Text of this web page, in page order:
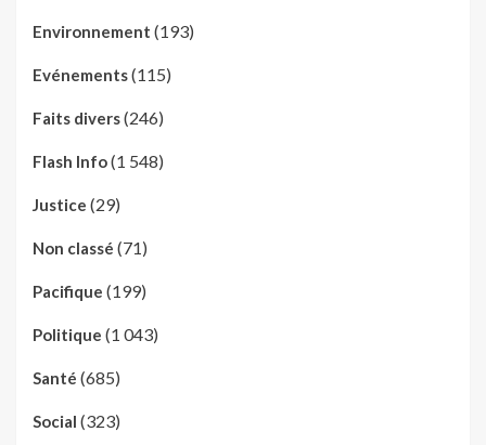
Environnement (193)
Evénements(115)
Faits divers(246)
Flash Info(1 548)
Justice (29)
Non classé (71)
Pacifique (199)
Politique (1 043)
Santé (685)
Social (323)